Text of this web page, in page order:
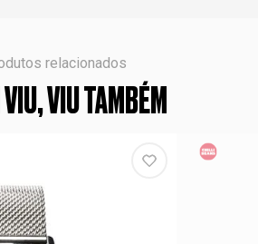
relacionados
VIU TAMBÉM